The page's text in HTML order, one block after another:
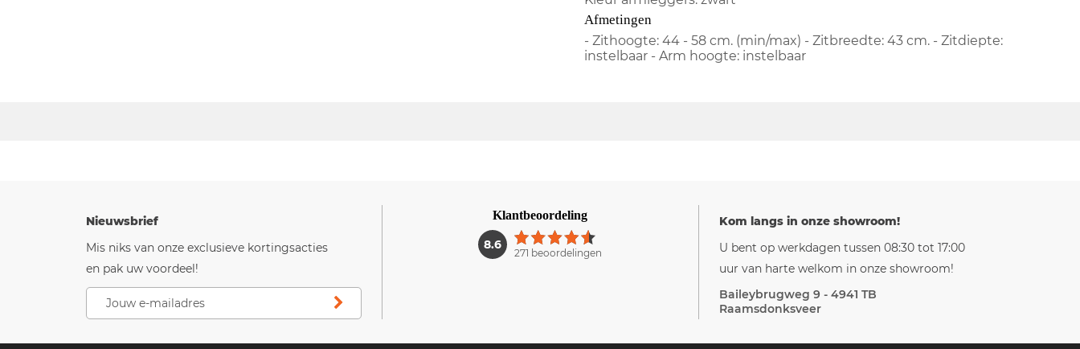
Afmetingen
- Zithoogte: 44 - 58 cm. (min/max) - Zitbreedte: 43 cm. - Zitdiepte:
instelbaar - Arm hoogte: instelbaar
Nieuwsbrief
Mis niks van onze exclusieve kortingsacties
en pak uw voordeel!
Klantbeoordeling
8.6 1
271 beoordelingen
Kom langs in onze showroom!
U bent op werkdagen tussen 08:30 tot 17:00
uur van harte welkom in onze showroom!
Baileybrugweg 9 - 4941 TB
Raamsdonksveer